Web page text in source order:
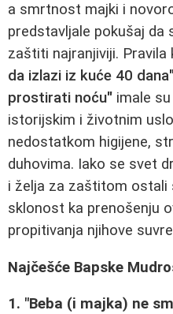
a smrtnost majki i
predstavljale pokušaj da
zaštiti najranjiviji. Pravila
da izlazi iz kuće 40
prostirati noću" imale
istorijskim i životnim
nedostatkom higijene,
duhovima. Iako se svet
i želja za zaštitom ostali
sklonost ka prenošenju
propitivanja njihove
Najčešće Bapske
1. "Beba (i majka) ne